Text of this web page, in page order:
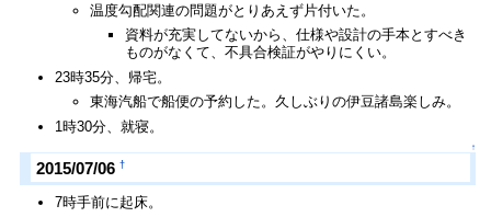
温度勾配関連の問題がとりあえず片付いた。
資料が充実してないから、仕様や設計の手本とすべき
ものがなくて、不具合検証がやりにくい。
23時35分、帰宅。
東海汽船で船便の予約した。久しぶりの伊豆諸島楽しみ。
1時30分、就寝。
↑
2015/07/06 †
7時手前に起床。